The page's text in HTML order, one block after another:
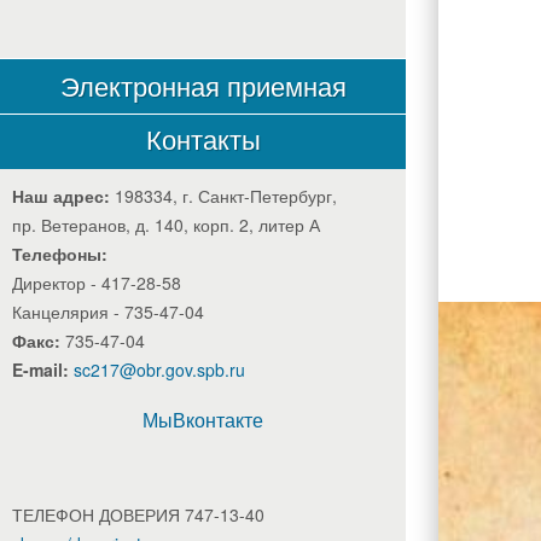
Электронная приемная
Контакты
Наш адрес: 198334, г. Санкт-Петербург,
пр. Ветеранов, д. 140, корп. 2, литер А
Телефоны:
Директор - 417-28-58
Канцелярия - 735-47-04
Факс: 735-47-04
E-mail: sc217@obr.gov.spb.ru
МыВконтакте
ТЕЛЕФОН ДОВЕРИЯ 747-13-40